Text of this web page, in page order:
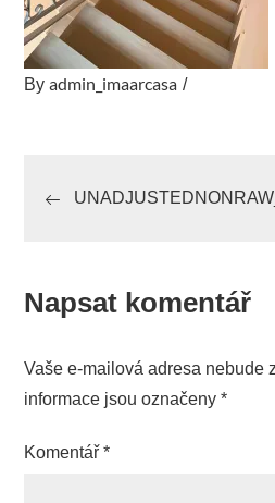
Byadmin_imaarcasa
Navigace
příspěvek
Napsat komentář
Vaše e-mailová adresa nebude
informace jsou označeny*
Komentář*